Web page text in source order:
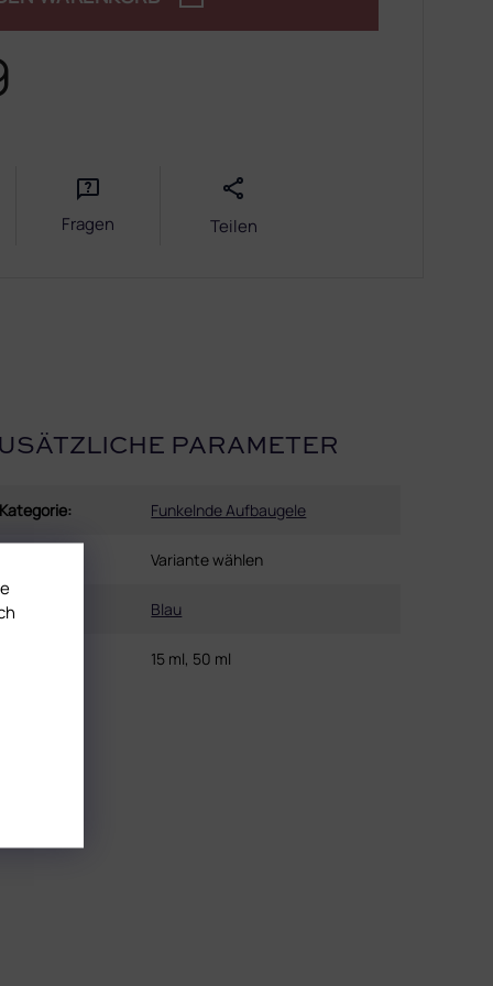
Fragen Teilen
PARAMETER
Kategorie: Funkelnde Aufbaugele
Variante wählen
Farbe Blau
15 ml, 50 ml